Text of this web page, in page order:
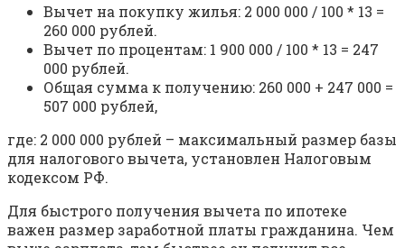
Вычет на покупку жилья: 2 000 000 / 100 * 13 =
260 000 рублей.
Вычет по процентам: 1 900 000 / 100 * 13 = 247
000 рублей.
Общая сумма к получению: 260 000 + 247 000 =
507 000 рублей,
где: 2 000 000 рублей – максимальный размер базы
для налогового вычета, установлен Налоговым
кодексом РФ.
Для быстрого получения вычета по ипотеке
важен размер заработной платы гражданина. Чем